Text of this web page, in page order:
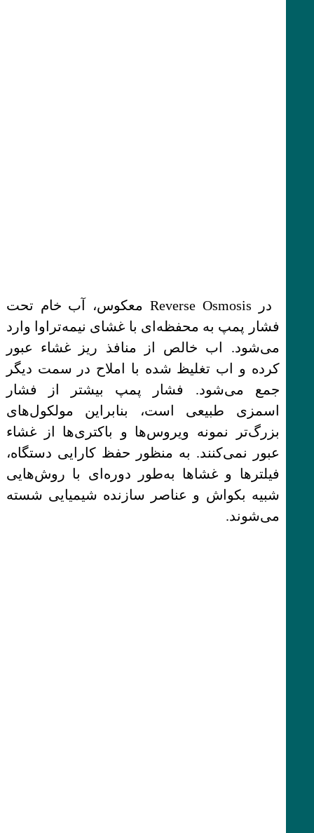
در Reverse Osmosis معکوس، آب خام تحت
فشار پمپ به محفظه‌ای با غشای نیمه‌تراوا وارد
می‌شود. اب خالص از منافذ ریز غشاء عبور
کرده و اب تغلیظ شده با املاح در سمت دیگر
جمع می‌شود. فشار پمپ بیشتر از فشار
اسمزی طبیعی است، بنابراین مولکول‌های
بزرگ‌تر نمونه ویروس‌ها و باکتری‌ها از غشاء
عبور نمی‌کنند. به منظور حفظ کارایی دستگاه،
فیلترها و غشاها به‌طور دوره‌ای با روش‌هایی
شبیه بکواش و عناصر سازنده شیمیایی شسته
می‌شوند.